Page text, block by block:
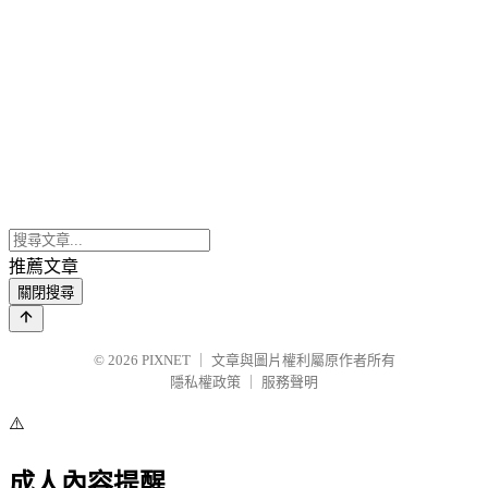
推薦文章
關閉搜尋
© 2026 PIXNET
文章與圖片權利屬原作者所有
隱私權政策
服務聲明
⚠️